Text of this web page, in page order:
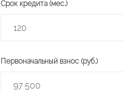
Срок кредита (мес.)
Первоначальный взнос (руб.)